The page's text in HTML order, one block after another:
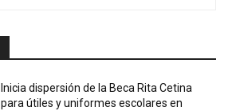
Inicia dispersión de la Beca Rita Cetina
para útiles y uniformes escolares en